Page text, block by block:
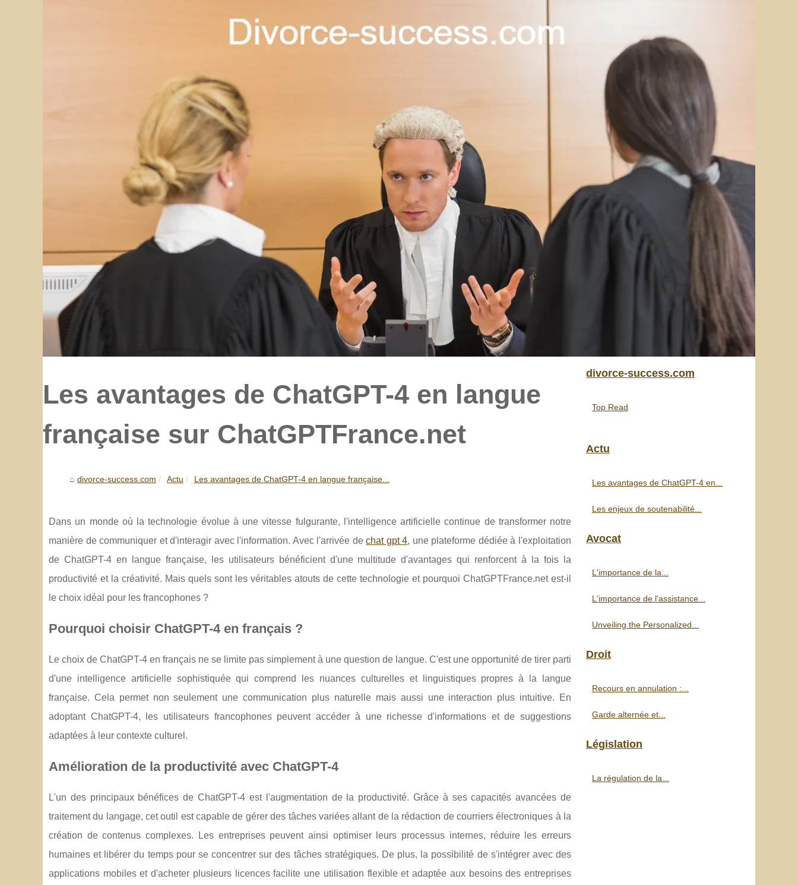
Les avantages de ChatGPT-4 en langue
française sur ChatGPTFrance.net
divorce-success.com Actu Les avantages de ChatGPT-4 en langue française...
Dans un monde où la technologie évolue à une vitesse fulgurante, l'intelligence artificielle continue de transformer notre
manière de communiquer et d'interagir avec l'information. Avec l'arrivée dechat gpt 4, une plateforme dédiée à l'exploitation
de ChatGPT-4 en langue française, les utilisateurs bénéficient d'une multitude d'avantages qui renforcent à la fois la
productivité et la créativité. Mais quels sont les véritables atouts de cette technologie et pourquoi ChatGPTFrance.net est-il
le choix idéal pour les francophones ?
Pourquoi choisir ChatGPT-4 en français ?
Le choix de ChatGPT-4 en français ne se limite pas simplement à une question de langue. C'est une opportunité de tirer parti
d'une intelligence artificielle sophistiquée qui comprend les nuances culturelles et linguistiques propres à la langue
française. Cela permet non seulement une communication plus naturelle mais aussi une interaction plus intuitive. En
adoptant ChatGPT-4, les utilisateurs francophones peuvent accéder à une richesse d'informations et de suggestions
adaptées à leur contexte culturel.
Amélioration de la productivité avec ChatGPT-4
L'un des principaux bénéfices de ChatGPT-4 est l'augmentation de la productivité. Grâce à ses capacités avancées de
traitement du langage, cet outil est capable de gérer des tâches variées allant de la rédaction de courriers électroniques à la
création de contenus complexes. Les entreprises peuvent ainsi optimiser leurs processus internes, réduire les erreurs
humaines et libérer du temps pour se concentrer sur des tâches stratégiques. De plus, la possibilité de s'intégrer avec des
applications mobiles et d'acheter plusieurs licences facilite une utilisation flexible et adaptée aux besoins des entreprises
divorce-success.com
Top Read
Actu
Les avantages de ChatGPT-4 en...
Les enjeux de soutenabilité...
Avocat
L'importance de la...
L'importance de l'assistance...
Unveiling the Personalized...
Droit
Recours en annulation :...
Garde alternée et...
Législation
La régulation de la...